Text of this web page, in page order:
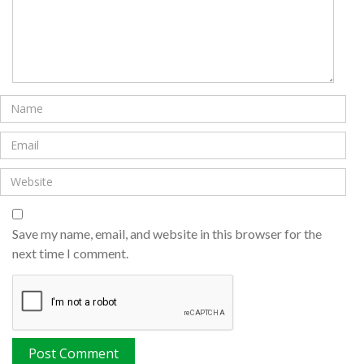
Save my name, email, and website in this browser for the
next time I comment.